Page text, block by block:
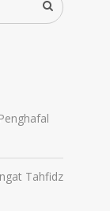
Tahfidz